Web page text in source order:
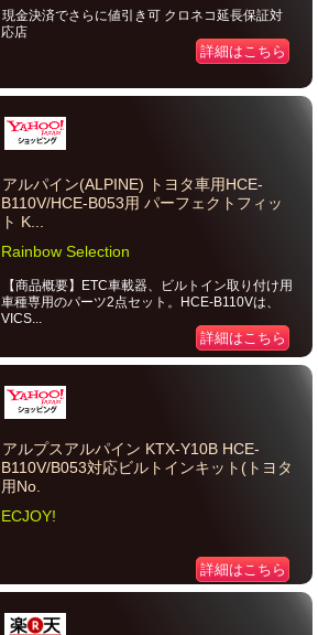
現金決済でさらに値引き可 クロネコ延長保証対
応店
詳細はこちら
アルパイン(ALPINE) トヨタ車用HCE-
B110V/HCE-B053用 パーフェクトフィッ
ト K...
Rainbow Selection
【商品概要】ETC車載器、ビルトイン取り付け用
車種専用のパーツ2点セット。HCE-B110Vは、
VICS...
詳細はこちら
アルプスアルパイン KTX-Y10B HCE-
B110V/B053対応ビルトインキット(トヨタ
用No.
ECJOY!
詳細はこちら